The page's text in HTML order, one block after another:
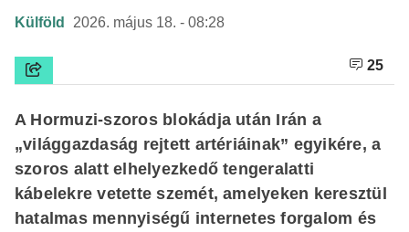
Külföld 2026. május 18. - 08:28
25
A Hormuzi-szoros blokádja után Irán a
„világgazdaság rejtett artériáinak” egyikére, a
szoros alatt elhelyezkedő tengeralatti
kábelekre vetette szemét, amelyeken keresztül
hatalmas mennyiségű internetes forgalom és